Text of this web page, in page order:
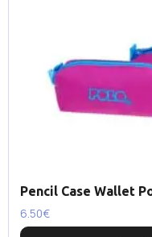
Pencil Case Wallet
6.50€